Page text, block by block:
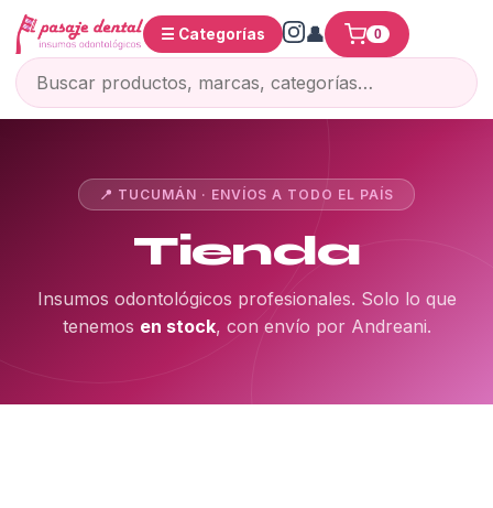
☰ Categorías 0
📍 TUCUMÁN · ENVÍOS A TODO EL PAÍS
Tienda
Insumos odontológicos profesionales. Solo lo que
tenemos en stock, con envío por Andreani.